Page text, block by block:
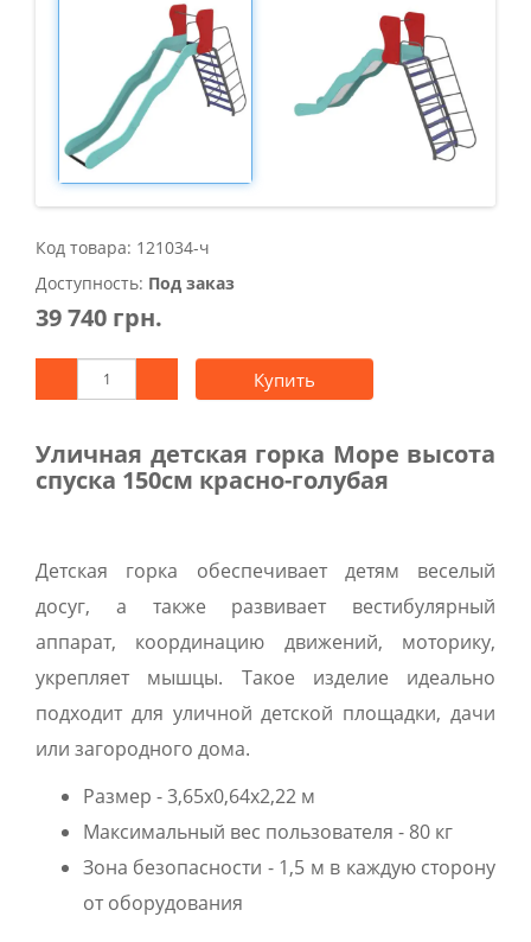
Код товара: 121034-ч
Доступность: Под заказ
39 740 грн.
Купить
Уличная детская горка Море высота
спуска 150см красно-голубая
Детская горка обеспечивает детям веселый
досуг, а также развивает вестибулярный
аппарат, координацию движений, моторику,
укрепляет мышцы. Такое изделие идеально
подходит для уличной детской площадки, дачи
или загородного дома.
Размер - 3,65х0,64х2,22 м
Максимальный вес пользователя - 80 кг
Зона безопасности - 1,5 м в каждую сторону
от оборудования